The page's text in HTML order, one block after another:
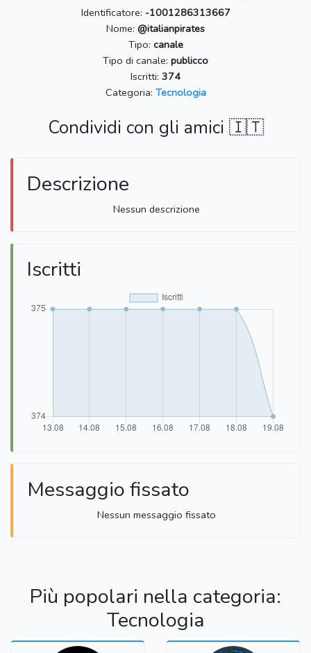
Identificatore: -1001286313667
Nome: @italianpirates
Tipo: canale
Tipo di canale: publicco
Iscritti: 374
Categoria: Tecnologia
Condividi con gli amici 🇮🇹
Descrizione
Nessun descrizione
Iscritti
Messaggio fissato
Nessun messaggio fissato
Più popolari nella categoria:
Tecnologia